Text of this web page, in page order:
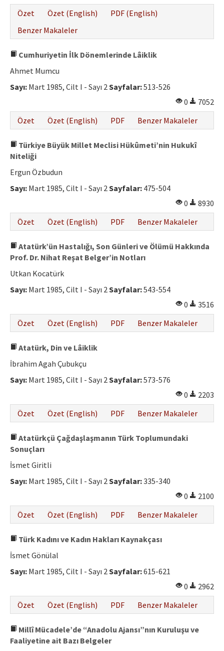
Özet Özet (English)
PDF (English)
Benzer Makaleler
Cumhuriyetin İlk Dönemlerinde Lâiklik
Ahmet Mumcu
Sayı: Mart 1985, Cilt I - Sayı 2Sayfalar:513-526
0
7052
Özet
Özet (English) PDF Benzer Makaleler
Türkiye Büyük Millet Meclisi Hükûmeti’nin Hukukî
Niteliği
Ergun Özbudun
Sayı: Mart 1985, Cilt I - Sayı 2Sayfalar: 475-504
0
8930
Özet
Özet (English) PDF Benzer Makaleler
Atatürk’ün Hastalığı, Son Günleri ve Ölümü Hakkında
Prof. Dr. Nihat Reşat Belger’in Notları
Utkan Kocatürk
Sayı: Mart 1985, Cilt I - Sayı 2Sayfalar:543-554
0
3516
Özet
Özet (English) PDF Benzer Makaleler
Atatürk, Din ve Lâiklik
İbrahim Agah Çubukçu
Sayı: Mart 1985, Cilt I - Sayı 2Sayfalar:573-576
0
2203
Özet
Özet (English) PDF Benzer Makaleler
Atatürkçü Çağdaşlaşmanın Türk Toplumundaki
Sonuçları
İsmet Giritli
Sayı: Mart 1985, Cilt I - Sayı 2Sayfalar:335-340
0
2100
Özet
Özet (English) PDF Benzer Makaleler
Türk Kadını ve Kadın Hakları Kaynakçası
İsmet Gönülal
Sayı: Mart 1985, Cilt I - Sayı 2Sayfalar:615-621
0
2962
Özet
Özet (English) PDF Benzer Makaleler
Millî Mücadele’de “Anadolu Ajansı”nın Kuruluşu ve
Faaliyetine ait Bazı Belgeler